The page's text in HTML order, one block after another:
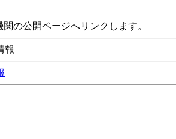
の公開ページへリンクします。
報